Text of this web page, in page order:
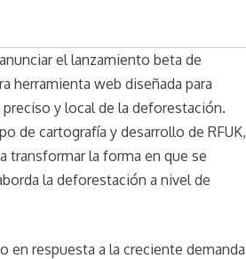
el lanzamiento beta de
herramienta web diseñada para
y local de la deforestación.
de cartografía y desarrollo de RFUK,
transformar la forma en que se
la deforestación a nivel de
en respuesta a la creciente demanda